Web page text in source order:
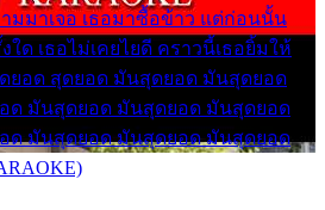
มมาเจอ เธอมาซื้อข้าว แต่ก่อนนั้น
ใด เธอไม่เคยไยดี คราวนี้เธอยิ้มให้
ยอด สุดยอด มันสุดยอด มันสุดยอด
ด มันสุดยอด มันสุดยอด มันสุดยอด
ด มันสุดยอด มันสุดยอด มันสุดยอด